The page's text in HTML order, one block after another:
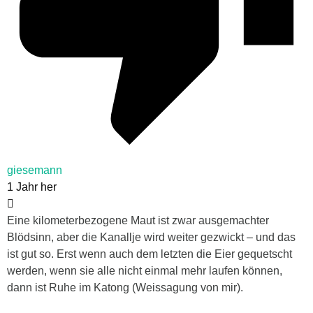
giesemann
1 Jahr her
Eine kilometerbezogene Maut ist zwar ausgemachter
Blödsinn, aber die Kanallje wird weiter gezwickt – und das
ist gut so. Erst wenn auch dem letzten die Eier gequetscht
werden, wenn sie alle nicht einmal mehr laufen können,
dann ist Ruhe im Katong (Weissagung von mir).